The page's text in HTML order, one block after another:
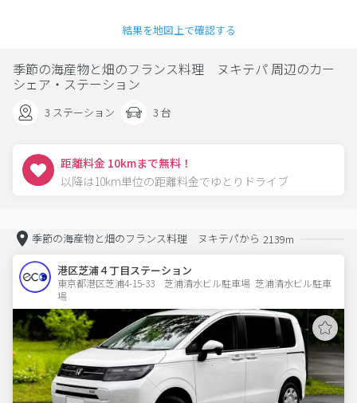
結果を地図上で確認する
季節の海産物と畑のフランス料理 ヌキテパ 周辺のカー
シェア・ステーション
3 ステーション 3 台
距離料金 10kmまで無料！
以降は10km単位の距離料金でゆとりドライブ
季節の海産物と畑のフランス料理 ヌキテパから 2139m
港区芝浦４丁目ステーション
東京都港区芝浦4-15-33　芝浦清水ビル駐車場  芝浦清水ビル駐車
場